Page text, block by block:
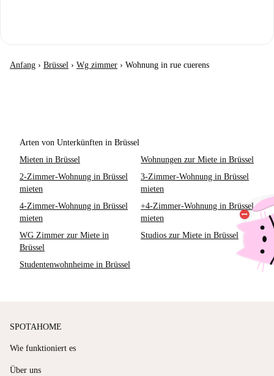
Anfang › Brüssel › Wg zimmer › Wohnung in rue cuerens
Arten von Unterkünften in Brüssel
Mieten in Brüssel
Wohnungen zur Miete in Brüssel
2-Zimmer-Wohnung in Brüssel
mieten
3-Zimmer-Wohnung in Brüssel
mieten
4-Zimmer-Wohnung in Brüssel
mieten
+4-Zimmer-Wohnung in Brüssel
mieten
WG Zimmer zur Miete in
Brüssel
Studios zur Miete in Brüssel
Studentenwohnheime in Brüssel
SPOTAHOME
Wie funktioniert es
Über uns